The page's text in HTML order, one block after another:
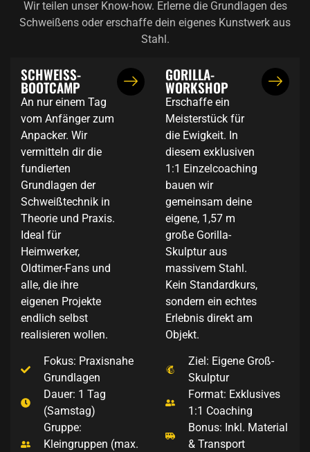
Wir teilen unser Know-how. Erlerne die Grundlagen des
Schweißens oder erschaffe dein eigenes Kunstwerk aus
Stahl.
SCHWEISS-
BOOTCAMP
An nur einem Tag
vom Anfänger zum
Anpacker. Wir
vermitteln dir die
fundierten
Grundlagen der
Schweißtechnik in
Theorie und Praxis.
Ideal für
Heimwerker,
Oldtimer-Fans und
alle, die ihre
eigenen Projekte
endlich selbst
realisieren wollen.
Fokus: Praxisnahe
Grundlagen
Dauer: 1 Tag
(Samstag)
Gruppe:
Kleingruppen (max.
GORILLA-
WORKSHOP
Erschaffe ein
Meisterstück für
die Ewigkeit. In
diesem exklusiven
1:1 Einzelcoaching
bauen wir
gemeinsam deine
eigene, 1,57 m
große Gorilla-
Skulptur aus
massivem Stahl.
Kein Standardkurs,
sondern ein echtes
Erlebnis direkt am
Objekt.
Ziel: Eigene Groß-
Skulptur
Format: Exklusives
1:1 Coaching
Bonus: Inkl. Material
& Transport